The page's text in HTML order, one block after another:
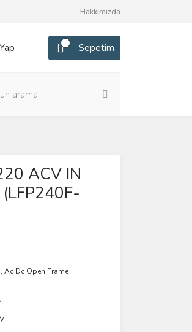
Hakkımızda
Sepetim
ACV IN
,Ac Dc Open Frame